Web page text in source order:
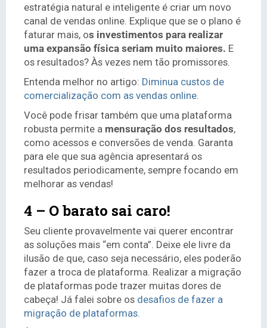
estratégia natural e inteligente é criar um novo
canal de vendas online. Explique que se o plano é
faturar mais, os investimentos para realizar
uma expansão física seriam muito maiores. E
os resultados? Às vezes nem tão promissores.
Entenda melhor no artigo: Diminua custos de
comercialização com as vendas online.
Você pode frisar também que uma plataforma
robusta permite a mensuração dos resultados,
como acessos e conversões de venda. Garanta
para ele que sua agência apresentará os
resultados periodicamente, sempre focando em
melhorar as vendas!
4 – O barato sai caro!
Seu cliente provavelmente vai querer encontrar
as soluções mais “em conta”. Deixe ele livre da
ilusão de que, caso seja necessário, eles poderão
fazer a troca de plataforma. Realizar a migração
de plataformas pode trazer muitas dores de
cabeça! Já falei sobre os desafios de fazer a
migração de plataformas.